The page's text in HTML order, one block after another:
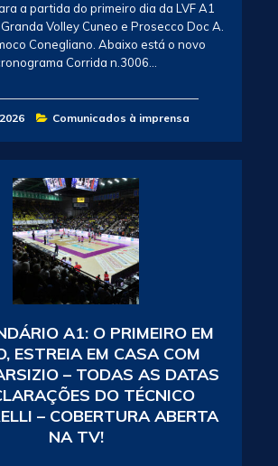
a partida do primeiro dia da LVF A1
Volley Cuneo e Prosecco Doc A.
Conegliano. Abaixo está o novo
Corrida n.3006…
Comunicados à imprensa
A1: O PRIMEIRO EM
ESTREIA EM CASA COM
– TODAS AS DATAS
DO TÉCNICO
– COBERTURA ABERTA
NA TV!